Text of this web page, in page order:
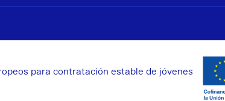
para contratación estable de jóvenes